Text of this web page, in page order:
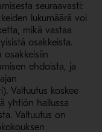
seuraavasti:
lukumäärä voi
mikä vastaa
osakkeista.
osakkeisiin
ehdoista, ja
Valtuutus koskee
yhtiön hallussa
Valtuutus on